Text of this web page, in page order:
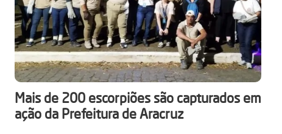
Mais de 200 escorpiões são capturados em
ação da Prefeitura de Aracruz